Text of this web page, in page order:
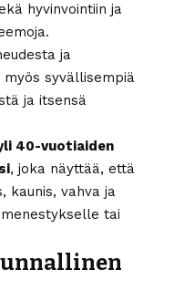
hyvinvointiin ja
ja
syvällisempiä
ja itsensä
40-vuotiaiden
, joka näyttää, että
kaunis, vahva ja
tai